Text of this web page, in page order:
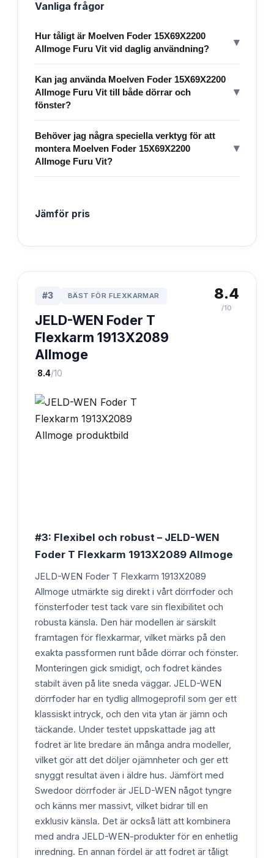
Vanliga frågor
Hur tåligt är Moelven Foder 15X69X2200
Allmoge Furu Vit vid daglig användning?
▾
Kan jag använda Moelven Foder 15X69X2200
Allmoge Furu Vit till både dörrar och
fönster?
▾
Behöver jag några speciella verktyg för att
montera Moelven Foder 15X69X2200
Allmoge Furu Vit?
▾
Jämför pris
#3 BÄST FÖR FLEXKARMAR
JELD-WEN Foder T
Flexkarm 1913X2089
Allmoge
·8.4/10
8.4
/10
#3: Flexibel och robust – JELD-WEN
Foder T Flexkarm 1913X2089 Allmoge
JELD-WEN Foder T Flexkarm 1913X2089
Allmoge utmärkte sig direkt i vårt dörrfoder och
fönsterfoder test tack vare sin flexibilitet och
robusta känsla. Den här modellen är särskilt
framtagen för flexkarmar, vilket märks på den
exakta passformen runt både dörrar och fönster.
Monteringen gick smidigt, och fodret kändes
stabilt även på lite sneda väggar. JELD-WEN
dörrfoder har en tydlig allmogeprofil som ger ett
klassiskt intryck, och den vita ytan är jämn och
täckande. Under testet uppskattade jag att
fodret är lite bredare än många andra modeller,
vilket gör att det döljer ojämnheter och ger ett
snyggt resultat även i äldre hus. Jämfört med
Swedoor dörrfoder är JELD-WEN något tyngre
och känns mer massivt, vilket bidrar till en
exklusiv känsla. Det är också lätt att kombinera
med andra JELD-WEN-produkter för en enhetlig
inredning. En annan fördel är att fodret är tåligt